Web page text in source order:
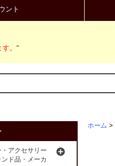
ント
。 "
ホーム >
アクセサリー
ド品・メーカ